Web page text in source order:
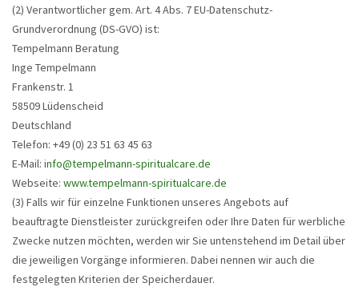
(2) Verantwortlicher gem. Art. 4 Abs. 7 EU-Datenschutz-
Grundverordnung (DS-GVO) ist:
Tempelmann Beratung
Inge Tempelmann
Frankenstr. 1
58509 Lüdenscheid
Deutschland
Telefon: +49 (0) 23 51 63 45 63
E-Mail: info@tempelmann-spiritualcare.de
Webseite: www.tempelmann-spiritualcare.de
(3) Falls wir für einzelne Funktionen unseres Angebots auf
beauftragte Dienstleister zurückgreifen oder Ihre Daten für werbliche
Zwecke nutzen möchten, werden wir Sie untenstehend im Detail über
die jeweiligen Vorgänge informieren. Dabei nennen wir auch die
festgelegten Kriterien der Speicherdauer.